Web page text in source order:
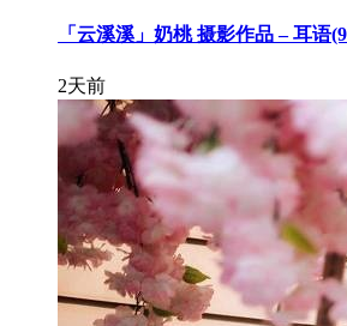
「云溪溪」奶桃 摄影作品 – 耳语
2天前